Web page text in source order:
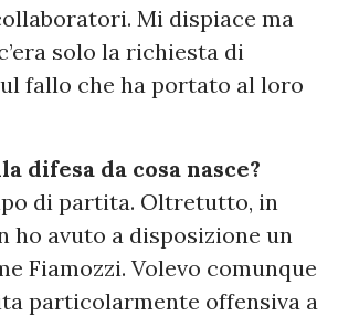
Mi dispiace ma
solo la richiesta di
fallo che ha portato al loro
difesa da cosa nasce?
di partita. Oltretutto, in
ho avuto a disposizione un
Fiamozzi. Volevo comunque
particolarmente offensiva a